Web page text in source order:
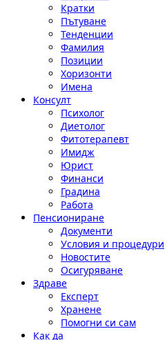
Кратки
Пътуване
Тенденции
Фамилия
Позиции
Хоризонти
Имена
Консулт
Психолог
Диетолог
Фитотерапевт
Имидж
Юрист
Финанси
Градина
Работа
Пенсиониране
Документи
Условия и процедури
Новостите
Осигуряване
Здраве
Експерт
Хранене
Помогни си сам
Как да